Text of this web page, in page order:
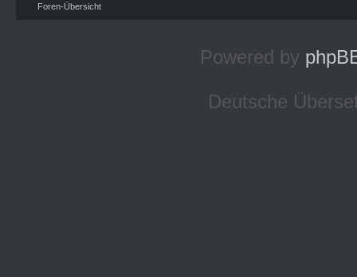
Foren-Übersicht
Powered by
Deutsche